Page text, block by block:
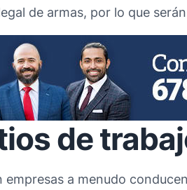
de armas, por lo que
de
a menudo